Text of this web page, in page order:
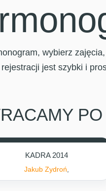
wybierz
jest szybki i
KADRA 2014
Jakub Zydroń,